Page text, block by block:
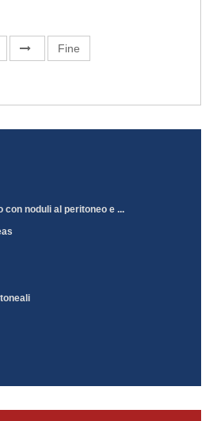
Fine
noduli al peritoneo e ...